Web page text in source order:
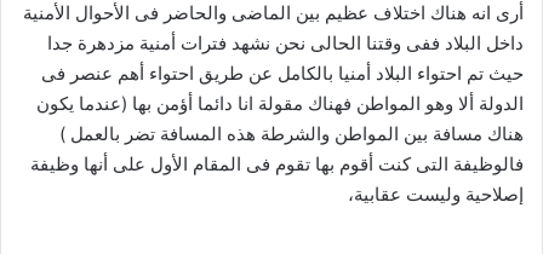
أرى انه هناك اختلاف عظيم بين الماضى والحاضر فى الأحوال الأمنية
داخل البلاد ففى وقتنا الحالى نحن نشهد فترات أمنية مزدهرة جدا
حيث تم احتواء البلاد أمنيا بالكامل عن طريق احتواء أهم عنصر فى
الدولة ألا وهو المواطن فهناك مقولة انا دائما أؤمن بها (عندما يكون
هناك مسافة بين المواطن والشرطة هذه المسافة تضر بالعمل )
فالوظيفة التى كنت أقوم بها تقوم فى المقام الأول على أنها وظيفة
إصلاحية وليست عقابية،